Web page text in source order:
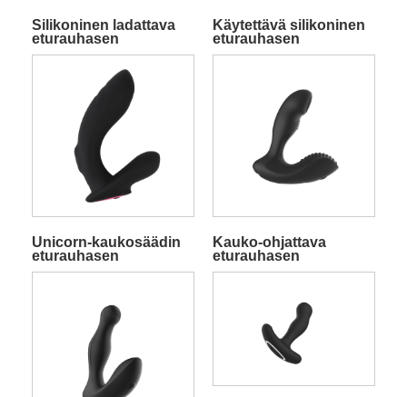
Silikoninen ladattava
eturauhasen
hierontalaite
langattomalla
kaukosäätimellä
Käytettävä silikoninen
eturauhasen
hierontalaite renkailla
Unicorn-kaukosäädin
eturauhasen
hierontalaite
Kauko-ohjattava
eturauhasen
hierontalaite, jossa on